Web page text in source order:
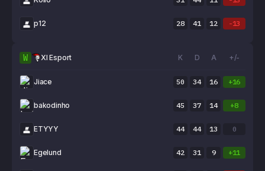
p12 28 41 12 -13
W XI Esport K D A +/-
Jiace 50 34 16 +16
bakodinho 45 37 14 +8
ETYYY 44 44 13 0
Egelund 42 31 9 +11